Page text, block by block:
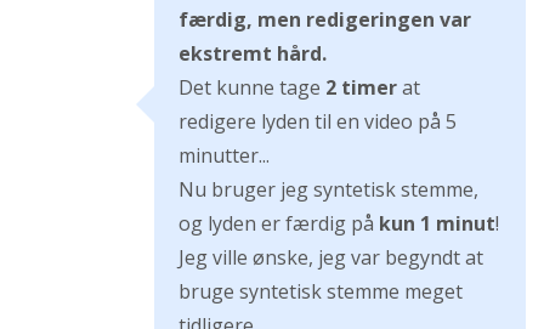
færdig, men redigeringen var
ekstremt hård.
Det kunne tage 2 timerat
redigere lyden til en video på 5
minutter...
Nu bruger jeg syntetisk stemme,
og lyden er færdig på kun 1 minut!
Jeg ville ønske, jeg var begyndt at
bruge syntetisk stemme meget